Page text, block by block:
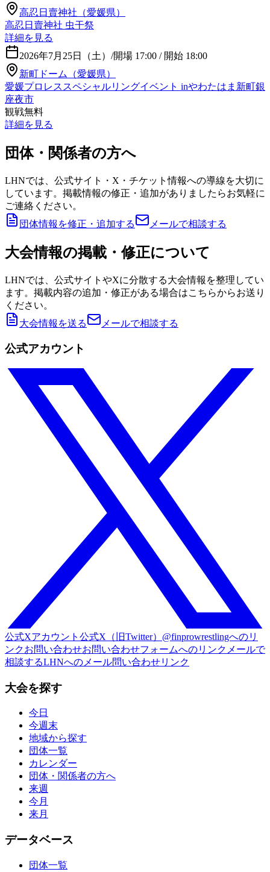
高忍日賣神社（愛媛県）
高忍日賣神社 虫干祭
詳細を見る
2026年7月25日（土） /開場 17:00 / 開始 18:00
新町ドーム（愛媛県）
愛媛プロレススペシャルリングイベント inやわたはま新町銀
座夜市
観戦無料
詳細を見る
団体・関係者の方へ
LHNでは、公式サイト・X・チケット情報への導線を大切に
しています。掲載情報の修正・追加がありましたらお気軽に
ご連絡ください。
団体情報を修正・追加する
メールで相談する
大会情報の掲載・修正について
LHNでは、公式サイトやXに分散する大会情報を整理してい
ます。掲載内容の追加・修正がある場合はこちらからお送り
ください。
大会情報を送る
メールで相談する
公式アカウント
公式Xアカウント 公式X（旧Twitter）@finprowrestlingへのリ
ンクお問い合わせお問い合わせフォームへのリンク メールで
相談するLHNへのメール問い合わせリンク
大会を探す
今日
今週末
地域から探す
団体一覧
カレンダー
団体・関係者の方へ
来週
今月
来月
データベース
団体一覧